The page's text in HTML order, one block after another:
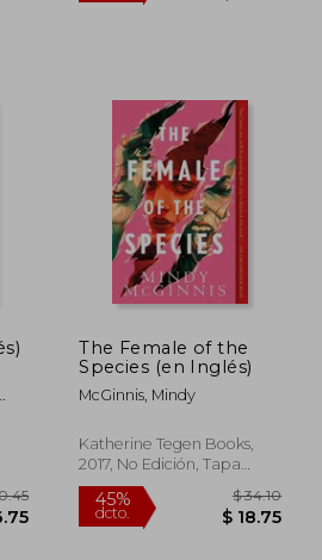
45%
dcto.
The Female of the
Species (en Inglés)
McGinnis, Mindy
Katherine Tegen Books,
2017, No Edición, Tapa
Blanda, Nuevo